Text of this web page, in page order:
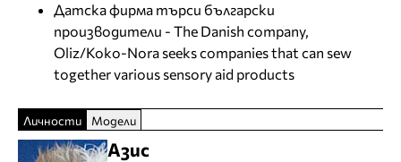
Датска фирма търси български
производители - The Danish company,
Oliz/Koko-Nora seeks companies that can sew
together various sensory aid products
Личности Модели
Азис